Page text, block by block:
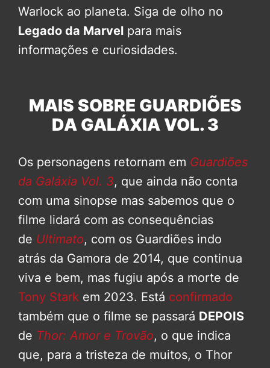
Warlock ao planeta. Siga de olho no
Legado da Marvel para mais
informações e curiosidades.
MAIS SOBRE GUARDIÕES
DA GALÁXIA VOL. 3
Os personagens retornam em Guardiões
da Galáxia Vol. 3, que ainda não conta
com uma sinopse mas sabemos que o
filme lidará com as consequências
de Ultimato, com os Guardiões indo
atrás da Gamora de 2014, que continua
viva e bem, mas fugiu após a morte de
Tony Stark em 2023. Está confirmado
também que o filme se passará DEPOIS
de Thor: Amor e Trovão, o que indica
que, para a tristeza de muitos, o Thor